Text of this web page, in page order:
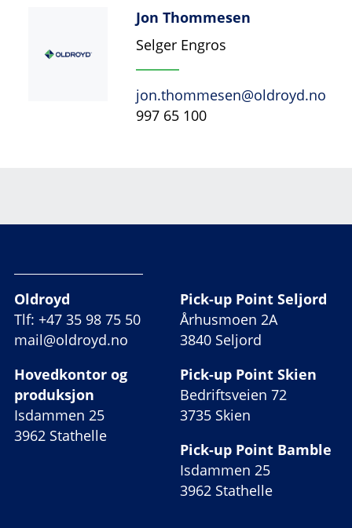
Jon Thommesen
Selger Engros
jon.thommesen@oldroyd.no
997 65 100
Oldroyd
Tlf: +47 35 98 75 50
mail@oldroyd.no
Hovedkontor og
produksjon
Isdammen 25
3962 Stathelle
Pick-up Point Seljord
Århusmoen 2A
3840 Seljord
Pick-up Point Skien
Bedriftsveien 72
3735 Skien
Pick-up Point Bamble
Isdammen 25
3962 Stathelle